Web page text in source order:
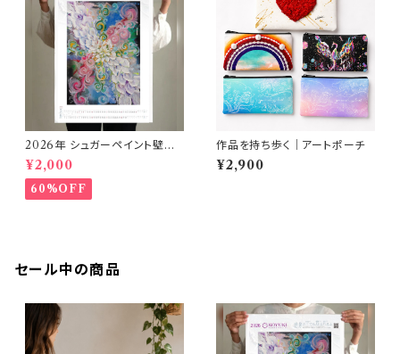
2026年 シュガーペイント壁掛
けカレンダー
¥2,000
60%OFF
作品を持ち歩く｜アートポーチ
¥2,900
セール中の商品